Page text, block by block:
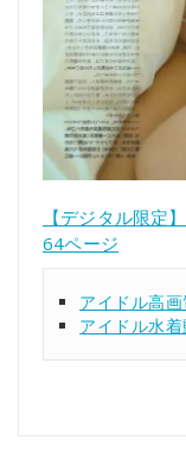
【デジタル限定
64ページ
アイドル高
アイドル水